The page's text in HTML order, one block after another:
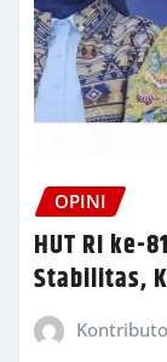
OPINI
HUT RI ke-
Stabilitas,